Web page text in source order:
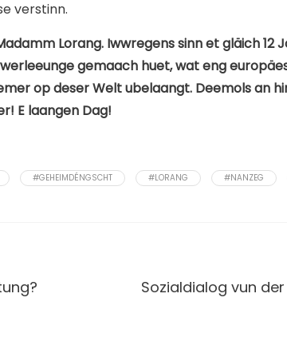
verstinn.
Lorang. Iwwregens sinn et gläich 12
gemaach huet, wat eng
op deser Welt ubelaangt. Deemols an
E laangen Dag!
#GEHEIMDÉNGSCHT #LORANG #NANZEG
Sozialdialog vun